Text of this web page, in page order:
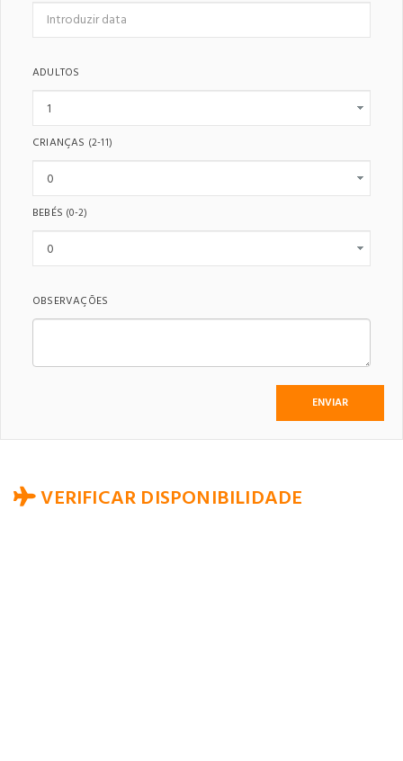
ADULTOS
CRIANÇAS (2-11)
BEBÉS (0-2)
OBSERVAÇÕES
VERIFICAR DISPONIBILIDADE